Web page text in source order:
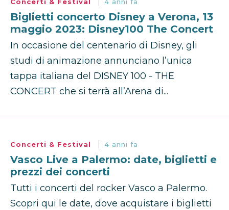
Concerti & Festival 4 anni fa
Biglietti concerto Disney a Verona, 13
maggio 2023: Disney100 The Concert
In occasione del centenario di Disney, gli
studi di animazione annunciano l’unica
tappa italiana del DISNEY 100 - THE
CONCERT che si terrà all’Arena di...
Concerti & Festival 4 anni fa
Vasco Live a Palermo: date, biglietti e
prezzi dei concerti
Tutti i concerti del rocker Vasco a Palermo.
Scopri qui le date, dove acquistare i biglietti